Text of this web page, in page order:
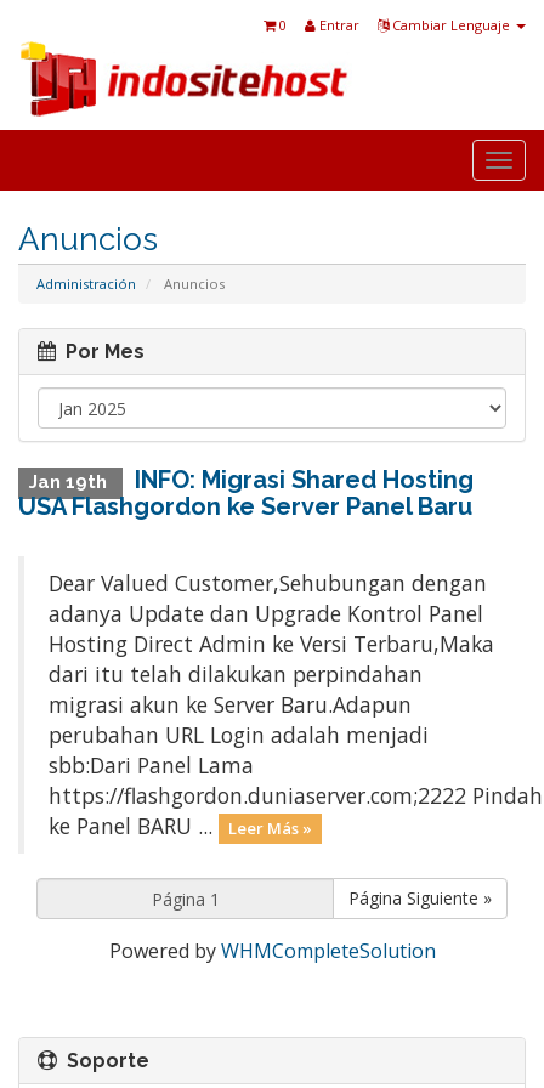
Cambiar Lenguaje
Entrar
0
Anuncios
Administración Anuncios
Por Mes
Jan 19th
INFO: Migrasi Shared Hosting
USA Flashgordon ke Server Panel Baru
Dear Valued Customer,Sehubungan dengan
adanya Update dan Upgrade Kontrol Panel
Hosting Direct Admin ke Versi Terbaru,Maka
dari itu telah dilakukan perpindahan
migrasi akun ke Server Baru.Adapun
perubahan URL Login adalah menjadi
sbb:Dari Panel Lama
https://flashgordon.duniaserver.com;2222 Pindah
ke Panel BARU ...
Leer Más »
Página Siguiente »
Powered byWHMCompleteSolution
Soporte